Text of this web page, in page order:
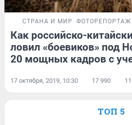
СТРАНА И МИР ФОТОРЕПОРТАЖ
Как российско-
ловил «боевиков» под
20 мощных кадров с
17 октября, 2019, 10:30 17 990
ТОП 5